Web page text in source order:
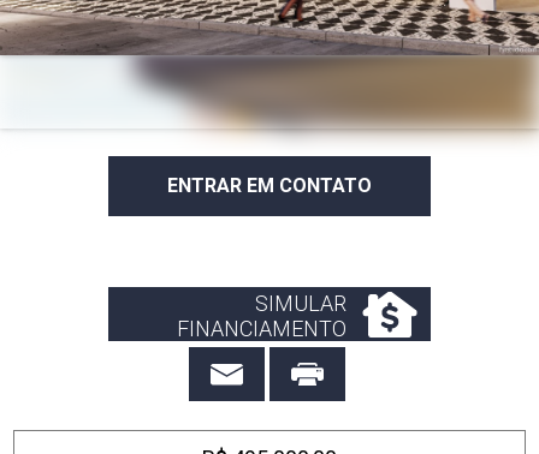
SIMULAR
FINANCIAMENTO
ENTRAR EM CONTATO